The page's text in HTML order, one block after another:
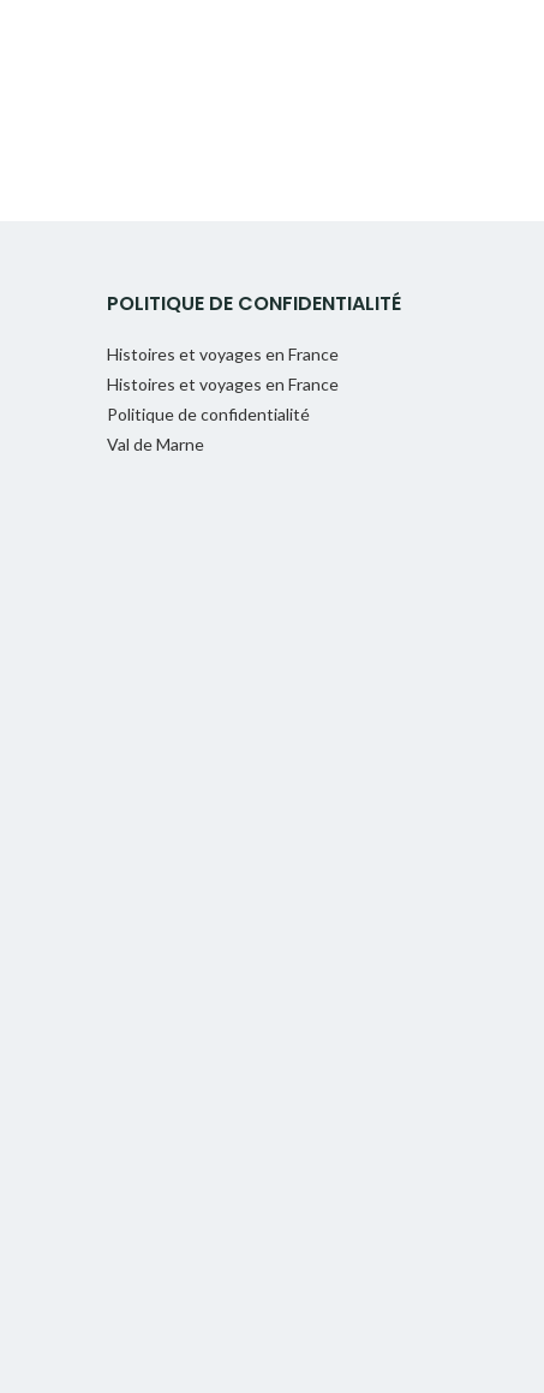
POLITIQUE DE CONFIDENTIALITÉ
Histoires et voyages en France
Histoires et voyages en France
Politique de confidentialité
Val de Marne